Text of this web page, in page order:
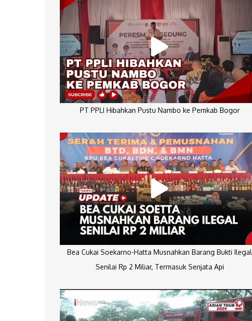
PT PPLI Hibahkan Pustu Nambo ke Pemkab Bogor
Bea Cukai Soekarno-Hatta Musnahkan Barang Bukti Ilegal
Senilai Rp 2 Miliar, Termasuk Senjata Api